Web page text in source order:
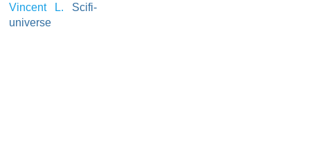
Vincent L. Scifi-
universe